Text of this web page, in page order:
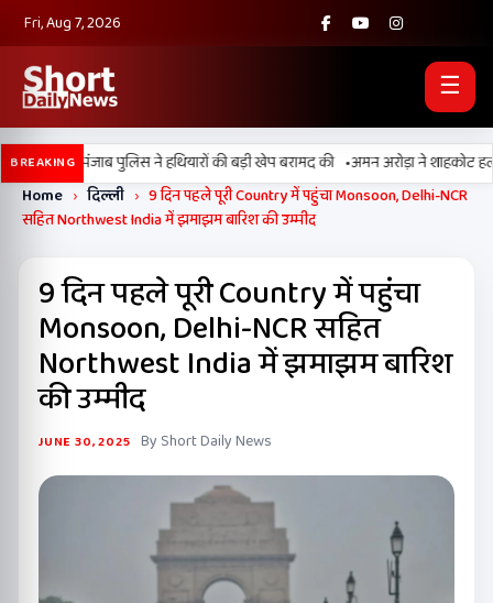
Fri, Aug 7, 2026
☰
BREAKING
BSF और पंजाब पुलिस ने हथियारों की बड़ी खेप बरामद की •अमन अरोड़ा ने शाहकोट हलके
Home › दिल्ली › 9 दिन पहले पूरी Country में पहुंचा Monsoon, Delhi-NCR
सहित Northwest India में झमाझम बारिश की उम्मीद
9 दिन पहले पूरी Country में पहुंचा
Monsoon, Delhi-NCR सहित
Northwest India में झमाझम बारिश
की उम्मीद
JUNE 30, 2025 By Short Daily News